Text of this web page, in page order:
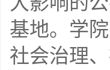
基地。学
社会治理